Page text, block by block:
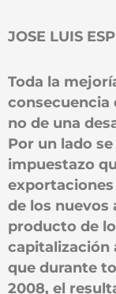
JOSE LUIS
Toda la
consecuencia
no de una
Por un lado
impuestazo
de los nuevos
producto de
capitalización
que durante
2008, el